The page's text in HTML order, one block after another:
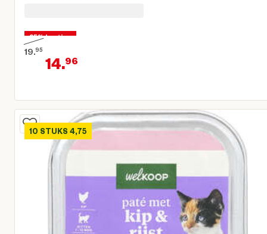
25% korting
19.95
Oorspronkelijke prijs € 19,95
14.96
Huidige prijs € 14,96
10 STUKS 4,75